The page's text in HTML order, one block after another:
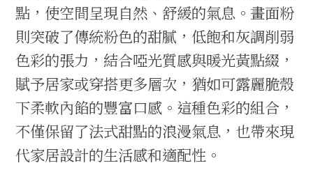
點，使空間呈現自然、舒緩的氣息。畫面粉
則突破了傳統粉色的甜膩，低飽和灰調削弱
色彩的張力，結合啞光質感與暖光黃點綴，
賦予居家或穿搭更多層次，猶如可露麗脆殼
下柔軟內餡的豐富口感。這種色彩的組合，
不僅保留了法式甜點的浪漫氣息，也帶來現
代家居設計的生活感和適配性。